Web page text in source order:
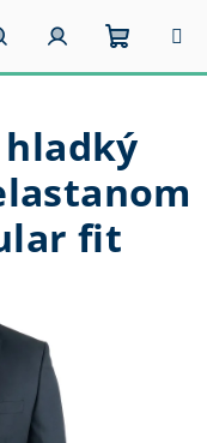
Prihlásenie
košík
fit